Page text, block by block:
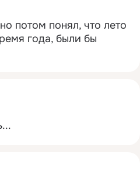
потом понял, что лето
года, были бы